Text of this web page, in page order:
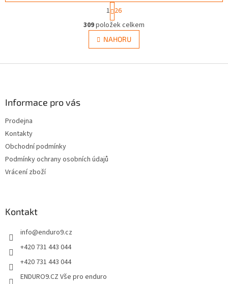
O
v
l
á
S
t
r
á
n
k
v
1 26
309položek celkem
NAHORU
Informace pro vás
Prodejna
Kontakty
Obchodní podmínky
Podmínky ochrany osobních údajů
Vrácení zboží
Kontakt
info@enduro9.cz
+420 731 443 044
+420 731 443 044
ENDURO9.CZ Vše pro enduro